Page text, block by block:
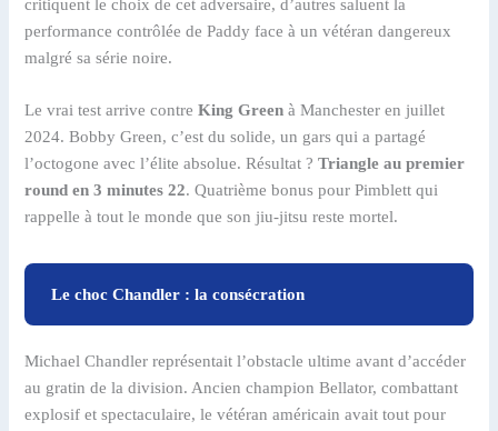
critiquent le choix de cet adversaire, d’autres saluent la
performance contrôlée de Paddy face à un vétéran dangereux
malgré sa série noire.
Le vrai test arrive contreKing Green à Manchester en juillet
2024. Bobby Green, c’est du solide, un gars qui a partagé
l’octogone avec l’élite absolue. Résultat ?Triangle au premier
round en 3 minutes 22. Quatrième bonus pour Pimblett qui
rappelle à tout le monde que son jiu-jitsu reste mortel.
Le choc Chandler : la consécration
Michael Chandler représentait l’obstacle ultime avant d’accéder
au gratin de la division. Ancien champion Bellator, combattant
explosif et spectaculaire, le vétéran américain avait tout pour